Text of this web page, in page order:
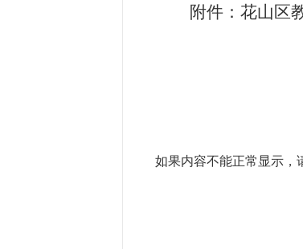
附件： 花山区
如果内容不能正常显示，